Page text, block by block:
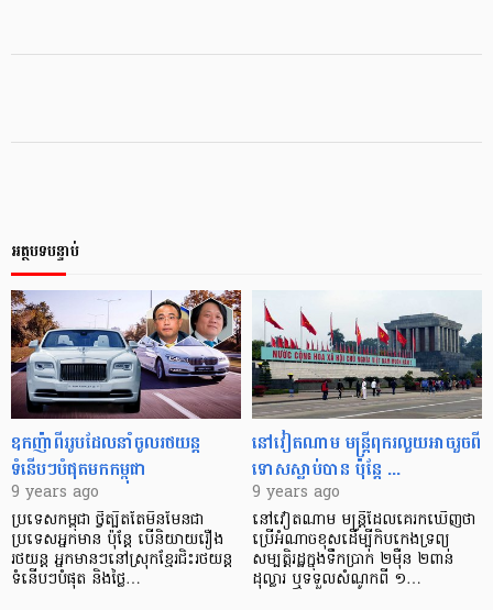
អត្ថបទបន្ទាប់
ឧកញ៉ា​ពីរ​រូប​ដែល​នាំ​ចូល​រថយន្ត​
ទំនើបៗ​បំផុត​​​​​មក​កម្ពុជា
9 years ago
ប្រទេស​កម្ពុជា ថ្វីត្បិត​តែ​មិនមែន​​ជា​
ប្រទេស​អ្នក​មាន ប៉ុន្តែ បើ​និយាយ​រឿង​
រថយន្ត អ្នកមានៗ​នៅស្រុកខ្មែរ​ជិះ​រថយន្ត​
ទំនើបៗ​បំផុត និង​ថ្លៃ…
នៅ​វៀតណាម មន្ត្រី​ពុករលួយ​អាច​រួច​ពី​
ទោសស្លាប់​បាន ប៉ុន្តែ ...
9 years ago
នៅ​វៀតណាម មន្ត្រី​ដែល​គេ​រក​ឃើញថា​
ប្រើ​អំណាច​ខុស​ដើម្បី​កិបកេងទ្រព្យ​
សម្បត្តិ​រដ្ឋ​ក្នុង​ទឹកប្រាក់ ២ម៉ឺន ២ពាន់​
ដុល្លារ ឬ​ទទួលសំណូក​ពី ១…